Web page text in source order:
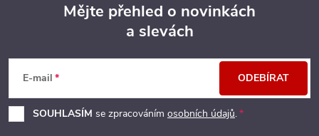
p
Mějte přehled o novinkách
a slevách
E-mail
SOUHLASÍM se zpracováním osobních údajů.
ODEBÍRAT